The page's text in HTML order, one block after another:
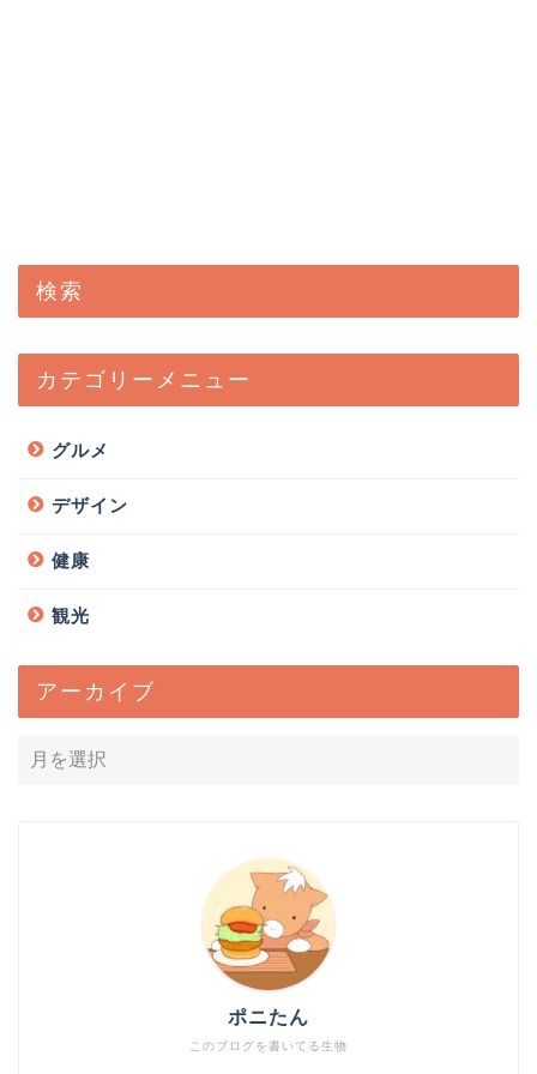
検索
カテゴリーメニュー
グルメ
デザイン
健康
観光
アーカイブ
このブログを書いてる生物
ポニたん